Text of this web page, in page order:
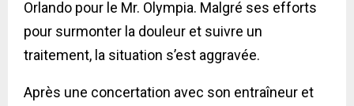
Orlando pour le Mr. Olympia. Malgré ses efforts
pour surmonter la douleur et suivre un
traitement, la situation s’est aggravée.
Après une concertation avec son entraîneur et